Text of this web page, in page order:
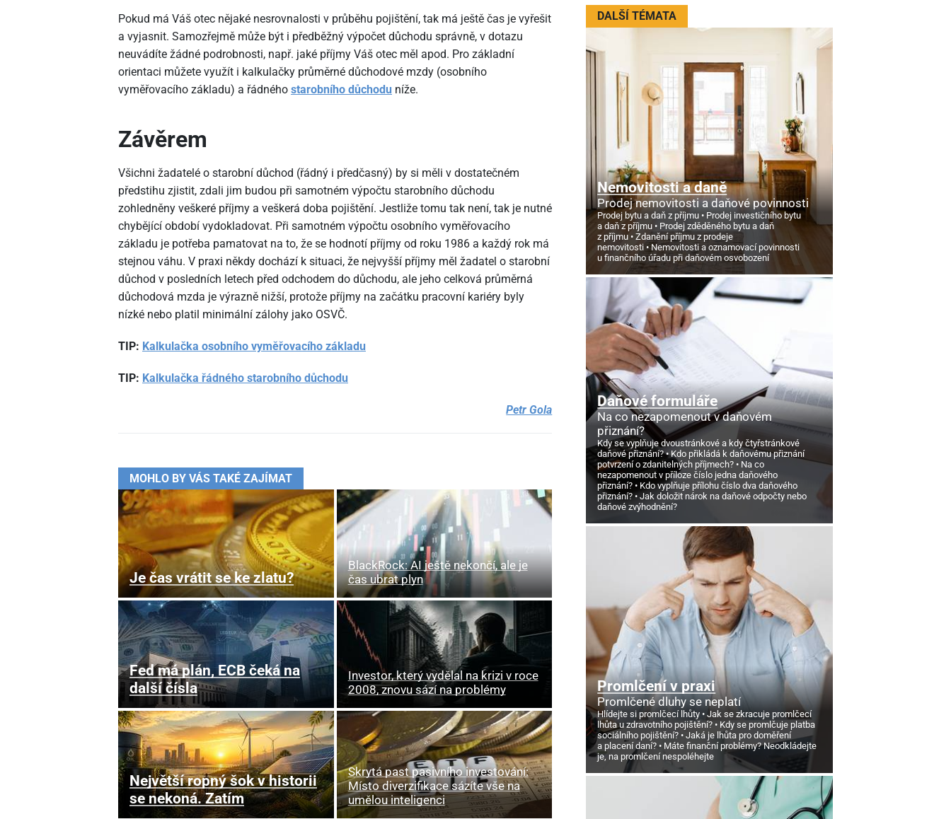
Pokud má Váš otec nějaké nesrovnalosti v průběhu pojištění, tak má ještě čas je vyřešit
a vyjasnit. Samozřejmě může být i předběžný výpočet důchodu správně, v dotazu
neuvádíte žádné podrobnosti, např. jaké příjmy Váš otec měl apod. Pro základní
orientaci můžete využít i kalkulačky průměrné důchodové mzdy (osobního
vyměřovacího základu) a řádného starobního důchodu níže.
Závěrem
Všichni žadatelé o starobní důchod (řádný i předčasný) by si měli v dostatečném
předstihu zjistit, zdali jim budou při samotném výpočtu starobního důchodu
zohledněny veškeré příjmy a veškerá doba pojištění. Jestliže tomu tak není, tak je nutné
chybějící období vydokladovat. Při samotném výpočtu osobního vyměřovacího
základu je potřeba pamatovat na to, že se hodnotí příjmy od roku 1986 a každý rok má
stejnou váhu. V praxi někdy dochází k situaci, že nejvyšší příjmy měl žadatel o starobní
důchod v posledních letech před odchodem do důchodu, ale jeho celková průměrná
důchodová mzda je výrazně nižší, protože příjmy na začátku pracovní kariéry byly
nízké nebo platil minimální zálohy jako OSVČ.
TIP: Kalkulačka osobního vyměřovacího základu
TIP: Kalkulačka řádného starobního důchodu
Petr Gola
MOHLO BY VÁS TAKÉ ZAJÍMAT
Je čas vrátit se ke zlatu?
BlackRock: AI ještě nekončí, ale je
čas ubrat plyn
Fed má plán, ECB čeká na
další čísla
Investor, který vydělal na krizi v roce
2008, znovu sází na problémy
Největší ropný šok v historii
se nekoná. Zatím
Skrytá past pasivního investování:
Místo diverzifikace sázíte vše na
umělou inteligenci
DALŠÍ TÉMATA
Nemovitosti a daně
Prodej nemovitosti a daňové povinnosti
Prodej bytu a daň z příjmu
Prodej investičního bytu
a daň z příjmu
Prodej zděděného bytu a daň
z příjmu
Zdanění příjmu z prodeje
nemovitosti
Nemovitosti a oznamovací povinnosti
u finančního úřadu při daňovém osvobození
Daňové formuláře
Na co nezapomenout v daňovém
přiznání?
Kdy se vyplňuje dvoustránkové a kdy čtyřstránkové
daňové přiznání?
Kdo přikládá k daňovému přiznání
potvrzení o zdanitelných příjmech?
Na co
nezapomenout v příloze číslo jedna daňového
přiznání?
Kdo vyplňuje přílohu číslo dva daňového
přiznání?
Jak doložit nárok na daňové odpočty nebo
daňové zvýhodnění?
Promlčení v praxi
Promlčené dluhy se neplatí
Hlídejte si promlčecí lhůty
Jak se zkracuje promlčecí
lhůta u zdravotního pojištění?
Kdy se promlčuje platba
sociálního pojištění?
Jaká je lhůta pro doměření
a placení daní?
Máte finanční problémy? Neodkládejte
je, na promlčení nespoléhejte